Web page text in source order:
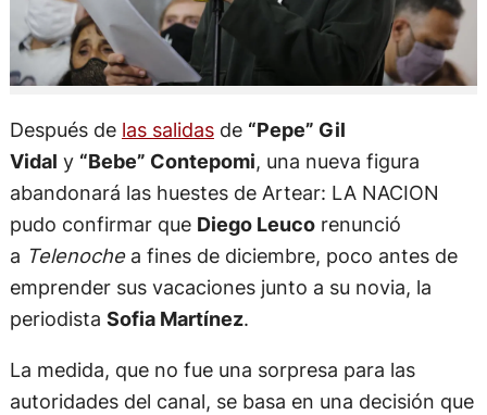
Después de las salidasde “Pepe” Gil
Vidal y “Bebe” Contepomi, una nueva figura
abandonará las huestes de Artear: LA NACION
pudo confirmar que Diego Leucorenunció
a Telenochea fines de diciembre, poco antes de
emprender sus vacaciones junto a su novia, la
periodista Sofia Martínez.
La medida, que no fue una sorpresa para las
autoridades del canal, se basa en una decisión que